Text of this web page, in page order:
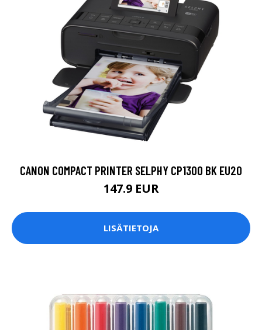
CANON COMPACT PRINTER SELPHY CP1300 BK EU20
147.9 EUR
LISÄTIETOJA